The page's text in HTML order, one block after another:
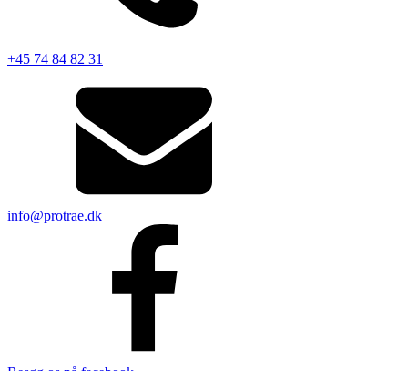
+45 74 84 82 31
info@protrae.dk